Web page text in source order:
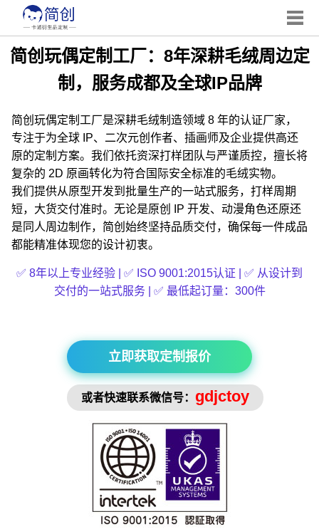
简创玩偶定制工厂：8年深耕毛绒周边定
制，服务成都及全球IP品牌
简创玩偶定制工厂是深耕毛绒制造领域 8 年的认证厂家，
专注于为全球 IP、二次元创作者、插画师及企业提供高还
原的定制方案。我们依托资深打样团队与严谨质控，擅长将
复杂的 2D 原画转化为符合国际安全标准的毛绒实物。
我们提供从原型开发到批量生产的一站式服务，打样周期
短，大货交付准时。无论是原创 IP 开发、动漫角色还原还
是同人周边制作，简创始终坚持品质交付，确保每一件成品
都能精准体现您的设计初衷。
✅ 8年以上专业经验 | ✅ ISO 9001:2015认证 | ✅ 从设计到
交付的一站式服务 | ✅ 最低起订量：300件
立即获取定制报价
或者快速联系微信号： gdjctoy